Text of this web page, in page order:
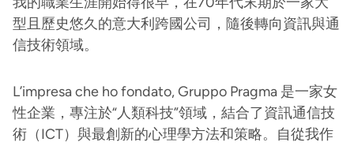
型且歷史悠久的意大利跨國公司，隨後轉向資訊與通
信技術領域。
L’impresa che ho fondato, Gruppo Pragma 是一家女
性企業，專注於“人類科技”領域，結合了資訊通信技
術（ICT）與最創新的心理學方法和策略。自從我作